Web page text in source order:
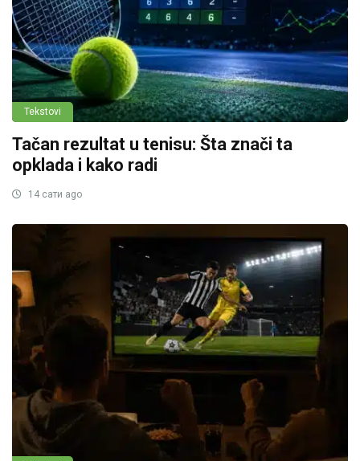
Tekstovi
Tačan rezultat u tenisu: Šta znači ta
opklada i kako radi
14 сати ago